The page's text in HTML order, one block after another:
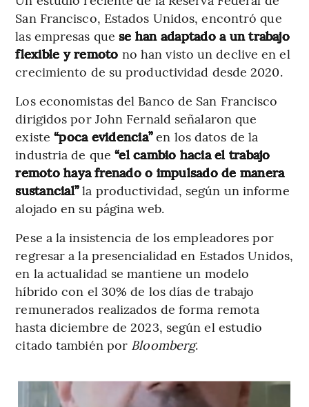
San Francisco, Estados Unidos, encontró que
las empresas que se han adaptado a un trabajo
flexible y remoto no han visto un declive en el
crecimiento de su productividad desde 2020.
Los economistas del Banco de San Francisco
dirigidos por John Fernald señalaron que
existe “poca evidencia”en los datos de la
industria de que“el cambio hacia el trabajo
remoto haya frenado o impulsado de manera
sustancial”la productividad, según un informe
alojado en su página web.
Pese a la insistencia de los empleadores por
regresar a la presencialidad en Estados Unidos,
en la actualidad se mantiene un modelo
híbrido con el 30% de los días de trabajo
remunerados realizados de forma remota
hasta diciembre de 2023, según el estudio
citado también por Bloomberg.